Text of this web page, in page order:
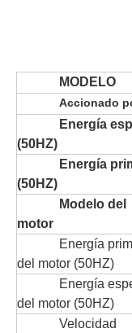
MODELO
Accionado
Energía
(50HZ)
Energía
(50HZ)
Modelo del
motor
Energía
del motor (50HZ)
Energía
del motor (50HZ)
Velocidad